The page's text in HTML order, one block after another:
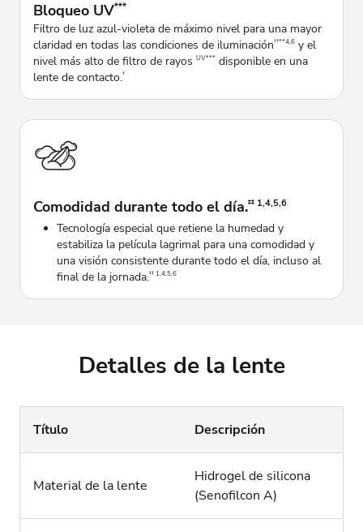
Bloqueo UV***
Filtro de luz azul-violeta de máximo nivel para una mayor
claridad en todas las condiciones de iluminación††**4,6 y el
nivel más alto de filtro de rayos UV*** disponible en una
lente de contacto.†
Comodidad durante todo el día.‡‡ 1,4,5,6
Tecnología especial que retiene la humedad y
estabiliza la película lagrimal para una comodidad y
una visión consistente durante todo el día, incluso al
final de la jornada.‡‡ 1,4,5,6
Detalles de la lente
Título Descripción
Material de la lente
Hidrogel de silicona
(Senofilcon A)